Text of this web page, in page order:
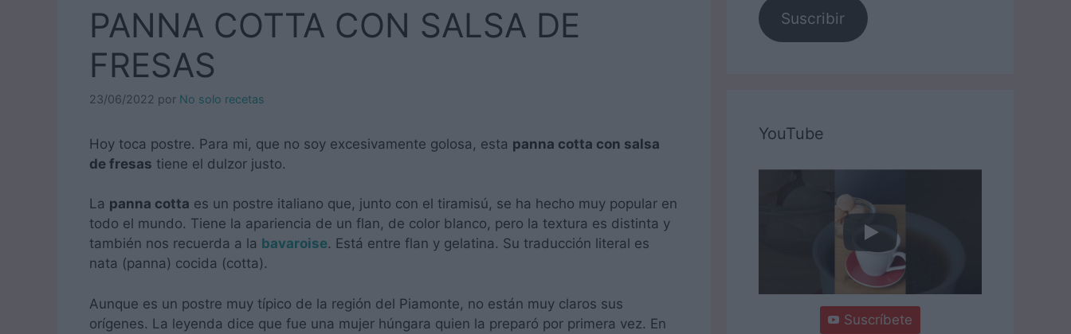
PANNA COTTA CON SALSA DE
FRESAS
23/06/2022 por No solo recetas
Hoy toca postre. Para mi, que no soy excesivamente golosa, esta panna cotta con salsa
de fresas tiene el dulzor justo.
La panna cotta es un postre italiano que, junto con el tiramisú, se ha hecho muy popular en
todo el mundo. Tiene la apariencia de un flan, de color blanco, pero la textura es distinta y
también nos recuerda a la bavaroise. Está entre flan y gelatina. Su traducción literal es
nata (panna) cocida (cotta).
Aunque es un postre muy típico de la región del Piamonte, no están muy claros sus
orígenes. La leyenda dice que fue una mujer húngara quien la preparó por primera vez. En
electrónico
Suscribir
YouTube
Suscríbete